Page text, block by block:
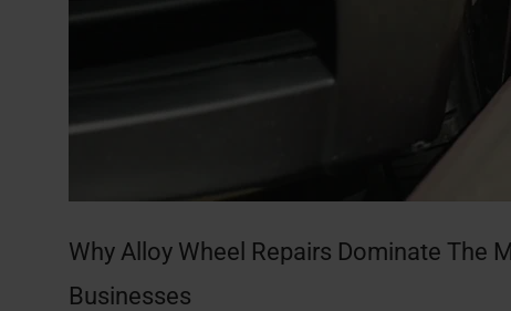
Why Alloy Wheel Repairs Dominate The
Businesses